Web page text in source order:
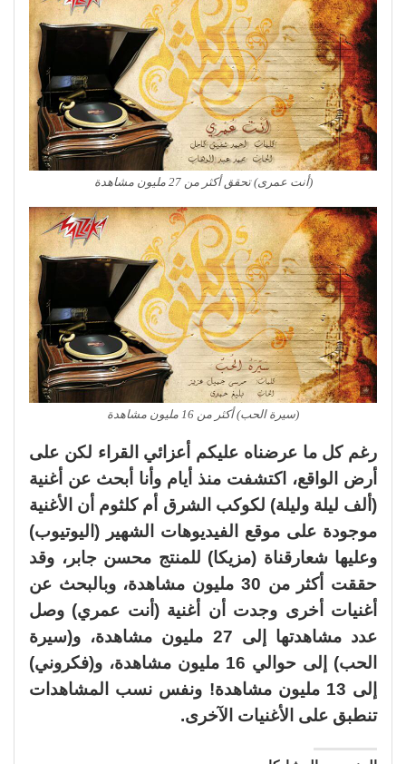
(أنت عمرى) تحقق أكثر من 27 مليون مشاهدة
(سيرة الحب) أكثر من 16 مليون مشاهدة
رغم كل ما عرضناه عليكم أعزائي القراء لكن على
أرض الواقع، اكتشفت منذ أيام وأنا أبحث عن أغنية
(ألف ليلة وليلة) لكوكب الشرق أم كلثوم أن الأغنية
موجودة على موقع الفيديوهات الشهير (اليوتيوب)
وعليها شعارقناة (مزيكا) للمنتج محسن جابر، وقد
حققت أكثر من 30 مليون مشاهدة، وبالبحث عن
أغنيات أخرى وجدت أن أغنية (أنت عمري) وصل
عدد مشاهدتها إلى 27 مليون مشاهدة، و(سيرة
الحب) إلى حوالي 16 مليون مشاهدة، و(فكروني)
إلى 13 مليون مشاهدة! ونفس نسب المشاهدات
تنطبق على الأغنيات الآخرى.